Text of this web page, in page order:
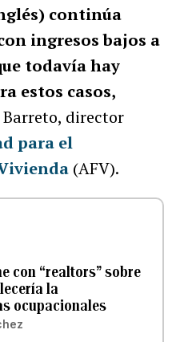
continúa
ingresos bajos a
todavía hay
estos casos,
director
para el
(AFV).
con “realtors” sobre
la
ocupacionales